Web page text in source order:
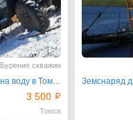
Бурение скважин
Бурение скважин на воду в Томске от 3500 руб
3 500
Томск